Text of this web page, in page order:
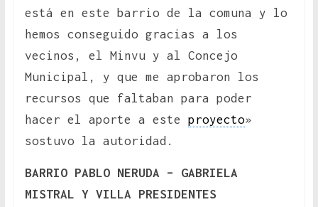
está en este barrio de la comuna y lo
hemos conseguido gracias a los
vecinos, el Minvu y al Concejo
Municipal, y que me aprobaron los
recursos que faltaban para poder
hacer el aporte a este proyecto»
sostuvo la autoridad.
BARRIO PABLO NERUDA – GABRIELA
MISTRAL Y VILLA PRESIDENTES